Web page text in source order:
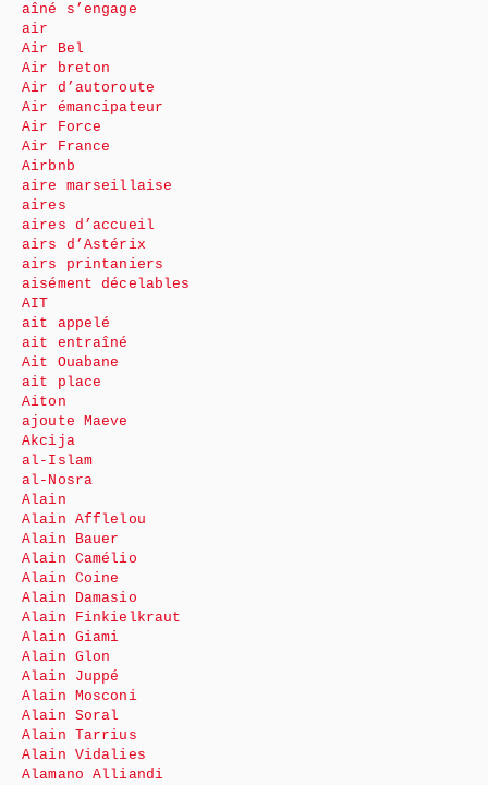
aîné s’engage
air
Air Bel
Air breton
Air d’autoroute
Air émancipateur
Air Force
Air France
Airbnb
aire marseillaise
aires
aires d’accueil
airs d’Astérix
airs printaniers
aisément décelables
AIT
ait appelé
ait entraîné
Ait Ouabane
ait place
Aiton
ajoute Maeve
Akcija
al-Islam
al-Nosra
Alain
Alain Afflelou
Alain Bauer
Alain Camélio
Alain Coine
Alain Damasio
Alain Finkielkraut
Alain Giami
Alain Glon
Alain Juppé
Alain Mosconi
Alain Soral
Alain Tarrius
Alain Vidalies
Alamano Alliandi